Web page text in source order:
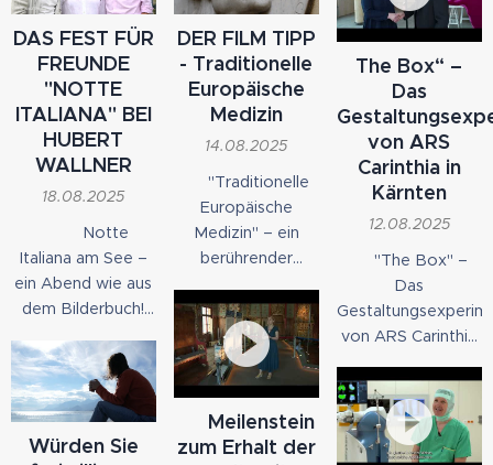
DAS FEST FÜR
FREUNDE
"NOTTE
ITALIANA" BEI
HUBERT
WALLNER
18.08.2025
🌅✨ Notte
Italiana am See –
ein Abend wie aus
dem Bilderbuch!
Regen zeigte sich
der Sommer von
seiner schönsten
Seite – und
DER FILM TIPP
- Traditionelle
Europäische
Medizin
14.08.2025
🎬 "Traditionelle
Europäische
Medizin" – ein
berührender
von Janucz
Reichenbach &
Daniela Kiefer, der
tief in die Wurzeln
unserer
Heiltraditionen
The Box“ –
Das
von ARS
Carinthia in
Kärnten
12.08.2025
🎨 "The Box" –
Das
von ARS Carinthia
"The Box" ist ein
innovatives
Kunstprojekt, das
Würden Sie
▶ Meilenstein
zum Erhalt der